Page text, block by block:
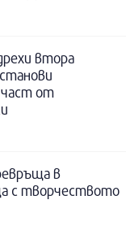
втора
част от
в
с творчеството